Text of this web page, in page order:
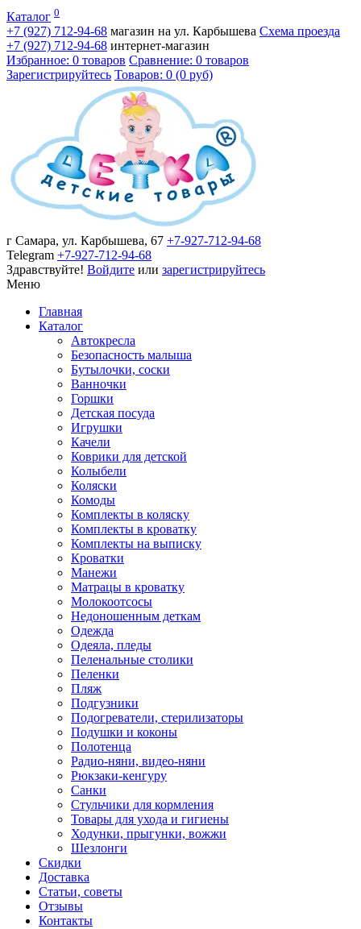
Каталог 0
+7 (927) 712-94-68 магазин на ул. Карбышева Схема проезда
+7 (927) 712-94-68 интернет-магазин
Избранное: 0 товаров Сравнение: 0 товаров
Зарегистрируйтесь Товаров: 0 (0 руб)
г Самара, ул. Карбышева, 67 +7-927-712-94-68
Telegram +7-927-712-94-68
Здравствуйте! Войдите или зарегистрируйтесь
Меню
Главная
Каталог
Автокресла
Безопасность малыша
Бутылочки, соски
Ванночки
Горшки
Детская посуда
Игрушки
Качели
Коврики для детской
Колыбели
Коляски
Комоды
Комплекты в коляску
Комплекты в кроватку
Комплекты на выписку
Кроватки
Манежи
Матрацы в кроватку
Молокоотсосы
Недоношенным деткам
Одежда
Одеяла, пледы
Пеленальные столики
Пеленки
Пляж
Подгузники
Подогреватели, стерилизаторы
Подушки и коконы
Полотенца
Радио-няни, видео-няни
Рюкзаки-кенгуру
Санки
Стульчики для кормления
Товары для ухода и гигиены
Ходунки, прыгунки, вожжи
Шезлонги
Скидки
Доставка
Статьи, советы
Отзывы
Контакты